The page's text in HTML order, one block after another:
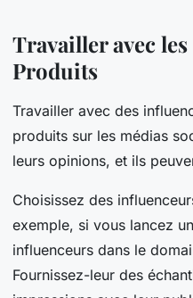
Travailler avec
Produits
Travailler avec des
produits sur les médias
leurs opinions, et ils
Choisissez des
exemple, si vous lancez
influenceurs dans le
Fournissez-leur des